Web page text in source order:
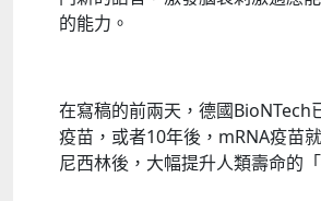
的能力。
在寫稿的前兩天，德國BioNTech
疫苗，或者10年後，mRNA疫苗
尼西林後，大幅提升人類壽命的